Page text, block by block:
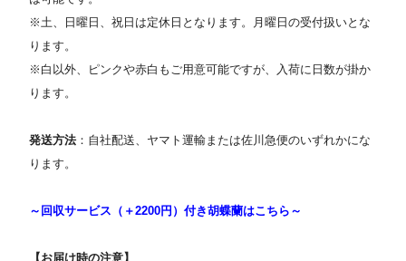
※土、日曜日、祝日は定休日となります。月曜日の受付扱いとな
ります。
※白以外、ピンクや赤白もご用意可能ですが、入荷に日数が掛か
ります。
発送方法：自社配送、ヤマト運輸または佐川急便のいずれかにな
ります。
～回収サービス（＋2200円）付き胡蝶蘭はこちら～
【お届け時の注意】